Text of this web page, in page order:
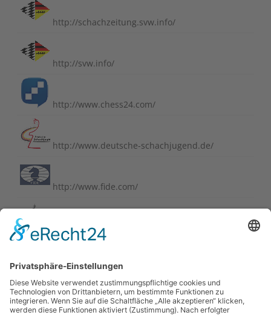
http://schachzeitung.svw.info/
http://svw.info/
http://www.chess24.com/
http://www.deutsche-schachjugend.de/
http://www.fide.com/
http://www.schachbund.de/
http://www.schachbundesliga.de/
https://perlenvombodensee.de/